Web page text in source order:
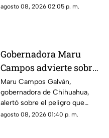
provocando su muerte al ser
agosto 08, 2026 02:05 p. m.
Gobernadora Maru
Campos advierte sobre
el uso de lineamientos
para sancionar a
medios y periodistas
Maru Campos Galván,
gobernadora de Chihuahua,
alertó sobre el peligro que
implican los nuevos
agosto 08, 2026 01:40 p. m.